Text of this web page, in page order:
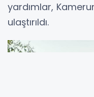
yardımlar,
ulaştırıldı.